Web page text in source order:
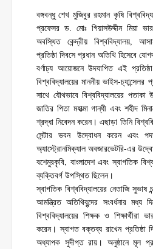
বঙ্গবন্ধু শেখ মুজিবুর রহমান কৃষি
প্রফেসর ড. মোঃ গিয়াসউদ্দীন মিয়া
অবস্থিত কেন্দ্রীয় বিশ্ববিদ্যালয়,
প্রতিষ্ঠা দিবসে প্রধান অতিথি হিসেবে
বর্ণাঢ্য আয়োজনে উদযাপিত এই
বিশ্ববিদ্যালয়ের মাননীয় ভাইস-
সাথে যৌথভাবে বিশ্ববিদ্যালয়ের পতাকা
জাতির পিতা মহাত্মা গান্ধী এবং শহীদ
শ্রদ্ধা নিবেদন করেন। এছাড়া তিনি
সেন্টার ভবন উদ্বোধন করেন এবং
অ্যাস্ট্রোনমিক্যাল অবজারভেটরি-এর
বশেমুরকৃবি, বাংলাদেশ এবং স্বাগতিক
ব্যক্তিবর্গ উপস্থিত ছিলেন।
স্বাগতিক বিশ্ববিদ্যালয়ের নেতাজি সুভাষ
আমন্ত্রিত অতিথিবৃন্দের সংবর্ধনার
বিশ্ববিদ্যালয়ের শিক্ষক ও শিক্ষার্থীরা
করেন। স্বাগত বক্তব্য রাখেন প্রতিষ্ঠা
অধ্যাপক সুদীপ্ত রায়। অনুষ্ঠানে মূল